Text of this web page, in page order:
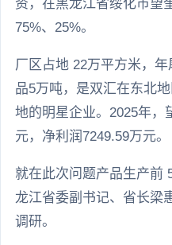
资，在黑龙江省绥化市望
75%、25%。
厂区占地 22万平方米，
品5万吨，是双汇在东北
地的明星企业。2025年，
元，净利润7249.59万元。
就在此次问题产品生产前
龙江省委副书记、省长梁
调研。